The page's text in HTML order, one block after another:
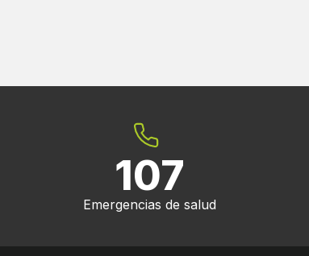
107
Emergencias de salud